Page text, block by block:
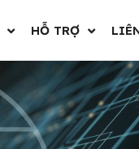
HỖ TRỢ